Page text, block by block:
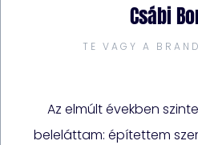
Csábi
TE VAGY A
Az elmúlt években
beleláttam: építettem